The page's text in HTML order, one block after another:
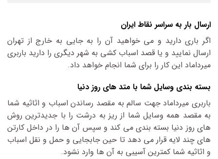
ارسال بار به سراسر نقاط ایران
اگر باری دارید و می خواهید آن را به جایی به خارج از تهران
ارسال نمایید و یا قصد اسباب کشی به شهر دیگری را دارید باربری
میرداماد این کار را برای شما انجام خواهد داد.
بسته بندی وسایل شما با متد های روز دنیا
باربری میرداماد جهت سالم به مقصد رساندن اسباب و اثاثیه شما
به مقصد همه وسایل شما از ریز به درشت را با جدیدترین روش
های روز دنیا بسته بندی می کند و سپس آن ها را در داخل کارتن
های چند لایه قرار می دهد تا حین جابجایی و حمل و نقل اسباب
و اثاثیه شما کمترین آسیبی به آن ها وارد نشود.